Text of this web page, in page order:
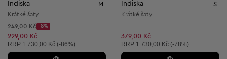
Indiska M
Krátké šaty
Původní cena:
249,00 Kč
Discount Price:
-8%
Snížená cena:
229,00 Kč
Doporučená cena:
RRP 1 730,00 Kč (-86%)
Indiska S
Krátké šaty
379,00 Kč
Doporučená cena:
RRP 1 730,00 Kč (-78%)